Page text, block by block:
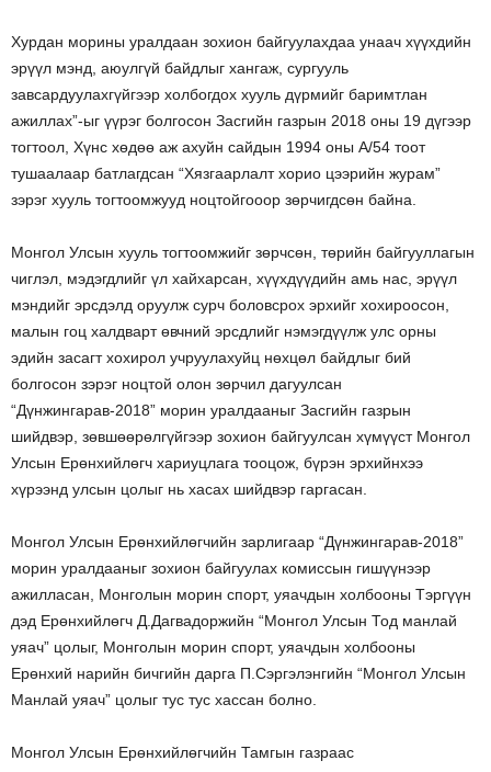
Хурдан морины уралдаан зохион байгуулахдаа унаач хүүхдийн
эрүүл мэнд, аюулгүй байдлыг хангаж, сургууль
завсардуулахгүйгээр холбогдох хууль дүрмийг баримтлан
ажиллах”-ыг үүрэг болгосон Засгийн газрын 2018 оны 19 дүгээр
тогтоол, Хүнс хөдөө аж ахуйн сайдын 1994 оны А/54 тоот
тушаалаар батлагдсан “Хязгаарлалт хорио цээрийн журам”
зэрэг хууль тогтоомжууд ноцтойгооор зөрчигдсөн байна.
Монгол Улсын хууль тогтоомжийг зөрчсөн, төрийн байгууллагын
чиглэл, мэдэгдлийг үл хайхарсан, хүүхдүүдийн амь нас, эрүүл
мэндийг эрсдэлд оруулж сурч боловсрох эрхийг хохироосон,
малын гоц халдварт өвчний эрсдлийг нэмэгдүүлж улс орны
эдийн засагт хохирол учруулахуйц нөхцөл байдлыг бий
болгосон зэрэг ноцтой олон зөрчил дагуулсан
“Дүнжингарав-2018” морин уралдааныг Засгийн газрын
шийдвэр, зөвшөөрөлгүйгээр зохион байгуулсан хүмүүст Монгол
Улсын Ерөнхийлөгч хариуцлага тооцож, бүрэн эрхийнхээ
хүрээнд улсын цолыг нь хасах шийдвэр гаргасан.
Монгол Улсын Ерөнхийлөгчийн зарлигаар “Дүнжингарав-2018”
морин уралдааныг зохион байгуулах комиссын гишүүнээр
ажилласан, Монголын морин спорт, уяачдын холбооны Тэргүүн
дэд Ерөнхийлөгч Д.Дагвадоржийн “Монгол Улсын Тод манлай
уяач” цолыг, Монголын морин спорт, уяачдын холбооны
Ерөнхий нарийн бичгийн дарга П.Сэргэлэнгийн “Монгол Улсын
Манлай уяач” цолыг тус тус хассан болно.
Монгол Улсын Ерөнхийлөгчийн Тамгын газраас